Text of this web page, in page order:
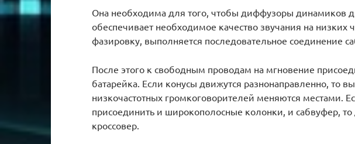
Она необходима для того, чтобы диффузоры динамиков
обеспечивает необходимое качество звучания на низких
фазировку, выполняется последовательное соединение
После этого к свободным проводам на мгновение
батарейка. Если конусы движутся разнонаправленно, то
низкочастотных громкоговорителей меняются местами.
присоединить и широкополосные колонки, и сабвуфер, то
кроссовер.